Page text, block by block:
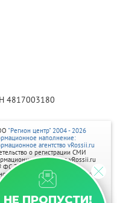
4817003180
НЕ ПРОПУСТИ!
"Регион центр" 2004 - 2026
наполнение:
агентство vRossii.ru
о регистрации СМИ
агентства vRossii.ru
77‑35502
РОСКОМНАДЗОРом 04 марта
редактора Нарыков А. Н.
на портале размещаются на